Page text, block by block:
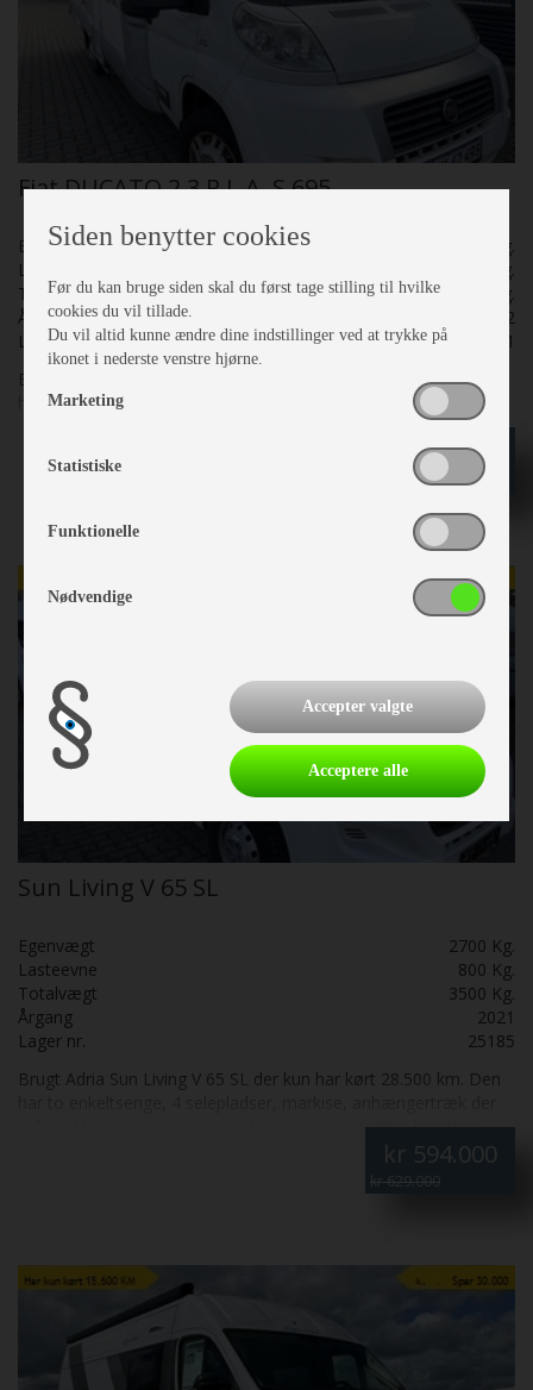
Fiat DUCATO 2,3 P.L.A. S 695
Egenvægt
2875 Kg.
Lasteevne
625 Kg.
Totalvægt
3500 Kg.
Årgang
2012
Lager nr.
26181
En flot og velholdt autocamper med 140 HK og automatgear,
har kun kørt 92.000 KM. Den har markise, solceller, eltrin,
cykelholder, Maxfan, Radio, navigation og bakkamera.
499.000
Sun Living V 65 SL
Egenvægt
2700 Kg.
Lasteevne
800 Kg.
Totalvægt
3500 Kg.
Årgang
2021
Lager nr.
25185
Brugt Adria Sun Living V 65 SL der kun har kørt 28.500 km. Den
må trække 2.500 kg, gastank 40 L, 240 W solceller, booster,
radio og bakkamera. Grøn ejerafgift 5.100 halvårlig. Fantastisk
flot og funktionel autocamper. Leasing forslag i 24 måneder:
førstegangsydelse inkl. moms 151875,- månedlig ydelse inkl.
kr 594.000
kr 629.000
Siden benytter cookies
Før du kan bruge siden skal du først tage stilling til hvilke
cookies du vil tillade.
Du vil altid kunne ændre dine indstillinger ved at trykke på
ikonet i nederste venstre hjørne.
Marketing
Statistiske
Funktionelle
Nødvendige
Accepter valgte
Acceptere alle